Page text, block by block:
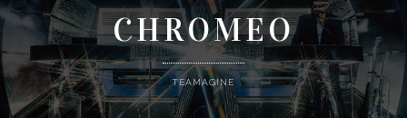
CHROMEO
TEAMAGINE